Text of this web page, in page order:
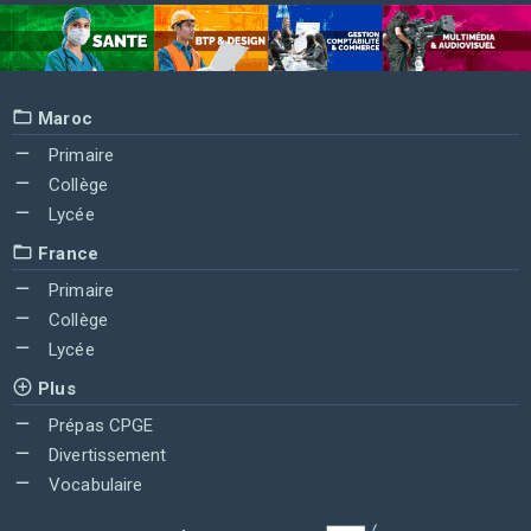
Maroc
Primaire
Collège
Lycée
France
Primaire
Collège
Lycée
Plus
Prépas CPGE
Divertissement
Vocabulaire